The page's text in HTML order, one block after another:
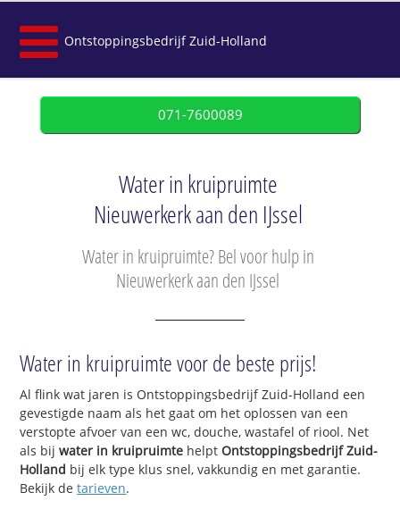
Ontstoppingsbedrijf Zuid-Holland
071-7600089
Water in kruipruimte
Nieuwerkerk aan den IJssel
Water in kruipruimte? Bel voor hulp in
Nieuwerkerk aan den IJssel
Water in kruipruimte voor de beste prijs!
Al flink wat jaren is Ontstoppingsbedrijf Zuid-Holland een
gevestigde naam als het gaat om het oplossen van een
verstopte afvoer van een wc, douche, wastafel of riool. Net
als bijwater in kruipruimte helptOntstoppingsbedrijf Zuid-
Holland bij elk type klus snel, vakkundig en met garantie.
Bekijk detarieven.